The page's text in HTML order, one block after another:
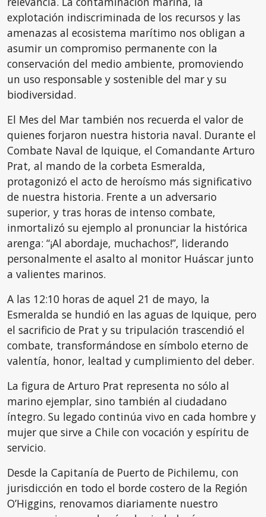
explotación indiscriminada de los recursos y las
amenazas al ecosistema marítimo nos obligan a
asumir un compromiso permanente con la
conservación del medio ambiente, promoviendo
un uso responsable y sostenible del mar y su
biodiversidad.
El Mes del Mar también nos recuerda el valor de
quienes forjaron nuestra historia naval. Durante el
Combate Naval de Iquique, el Comandante Arturo
Prat, al mando de la corbeta Esmeralda,
protagonizó el acto de heroísmo más significativo
de nuestra historia. Frente a un adversario
superior, y tras horas de intenso combate,
inmortalizó su ejemplo al pronunciar la histórica
arenga: “¡Al abordaje, muchachos!”, liderando
personalmente el asalto al monitor Huáscar junto
a valientes marinos.
A las 12:10 horas de aquel 21 de mayo, la
Esmeralda se hundió en las aguas de Iquique, pero
el sacrificio de Prat y su tripulación trascendió el
combate, transformándose en símbolo eterno de
valentía, honor, lealtad y cumplimiento del deber.
La figura de Arturo Prat representa no sólo al
marino ejemplar, sino también al ciudadano
íntegro. Su legado continúa vivo en cada hombre y
mujer que sirve a Chile con vocación y espíritu de
servicio.
Desde la Capitanía de Puerto de Pichilemu, con
jurisdicción en todo el borde costero de la Región
O’Higgins, renovamos diariamente nuestro